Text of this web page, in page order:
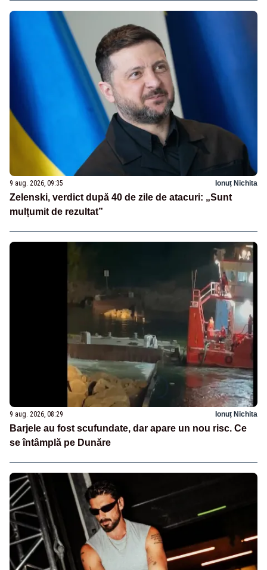
9 aug. 2026, 09:35 Ionuț Nichita
Zelenski, verdict după 40 de zile de atacuri: „Sunt
mulțumit de rezultat”
9 aug. 2026, 08:29 Ionuț Nichita
Barjele au fost scufundate, dar apare un nou risc. Ce
se întâmplă pe Dunăre